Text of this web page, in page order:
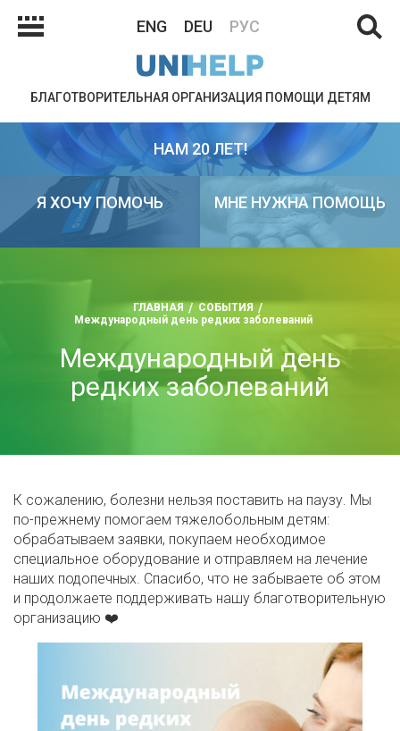
ENG DEU РУС
БЛАГОТВОРИТЕЛЬНАЯ ОРГАНИЗАЦИЯ ПОМОЩИ ДЕТЯМ
НАМ 20 ЛЕТ!
Я ХОЧУ ПОМОЧЬ МНЕ НУЖНА ПОМОЩЬ
ГЛАВНАЯ
СОБЫТИЯ
Международный день редких заболеваний
Международный день
редких заболеваний
К сожалению, болезни нельзя поставить на паузу. Мы
по-прежнему помогаем тяжелобольным детям:
обрабатываем заявки, покупаем необходимое
специальное оборудование и отправляем на лечение
наших подопечных. Спасибо, что не забываете об этом
и продолжаете поддерживать нашу благотворительную
организацию ❤️